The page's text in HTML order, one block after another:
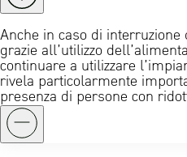
Anche in caso di
grazie all’utilizzo
continuare a utilizzare
rivela particolarmente
presenza di persone con